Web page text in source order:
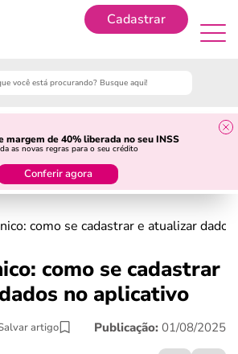
Cadastrar
margem de 40% liberada no seu INSS
as novas regras para o seu crédito
Conferir agora
como se cadastrar e atualizar
como se cadastrar
no aplicativo
artigo Publicação: 01/08/2025